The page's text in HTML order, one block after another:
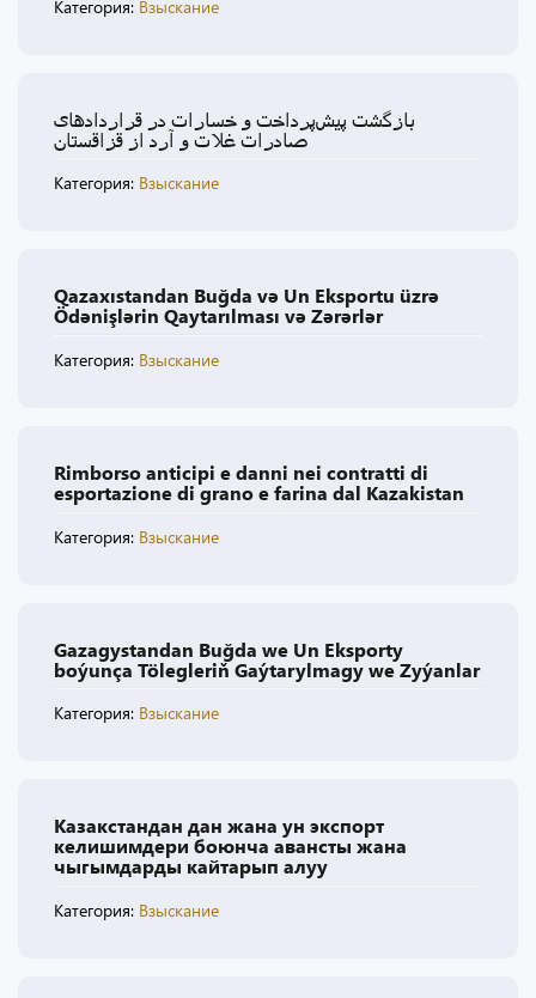
Категория: Взыскание
بازگشت پیش‌پرداخت و خسارات در قراردادهای
صادرات غلات و آرد از قزاقستان
Категория: Взыскание
Qazaxıstandan Buğda və Un Eksportu üzrə
Ödənişlərin Qaytarılması və Zərərlər
Категория: Взыскание
Rimborso anticipi e danni nei contratti di
esportazione di grano e farina dal Kazakistan
Категория: Взыскание
Gazagystandan Buğda we Un Eksporty
boýunça Tölegleriň Gaýtarylmagy we Zyýanlar
Категория: Взыскание
Казакстандан дан жана ун экспорт
келишимдери боюнча авансты жана
чыгымдарды кайтарып алуу
Категория: Взыскание